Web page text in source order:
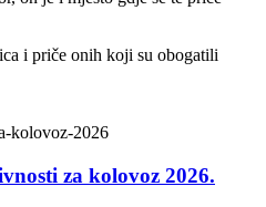
i priče onih koji su obogatili
za kolovoz 2026.